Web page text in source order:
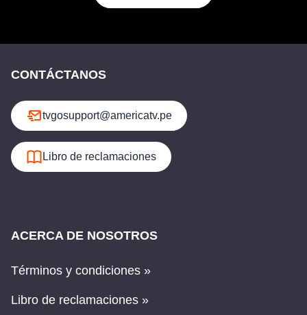
CONTÁCTANOS
tvgosupport@americatv.pe
Libro de reclamaciones
ACERCA DE NOSOTROS
Términos y condiciones »
Libro de reclamaciones »